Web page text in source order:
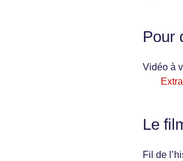
Pour
Vidéo à
Le
Fil de